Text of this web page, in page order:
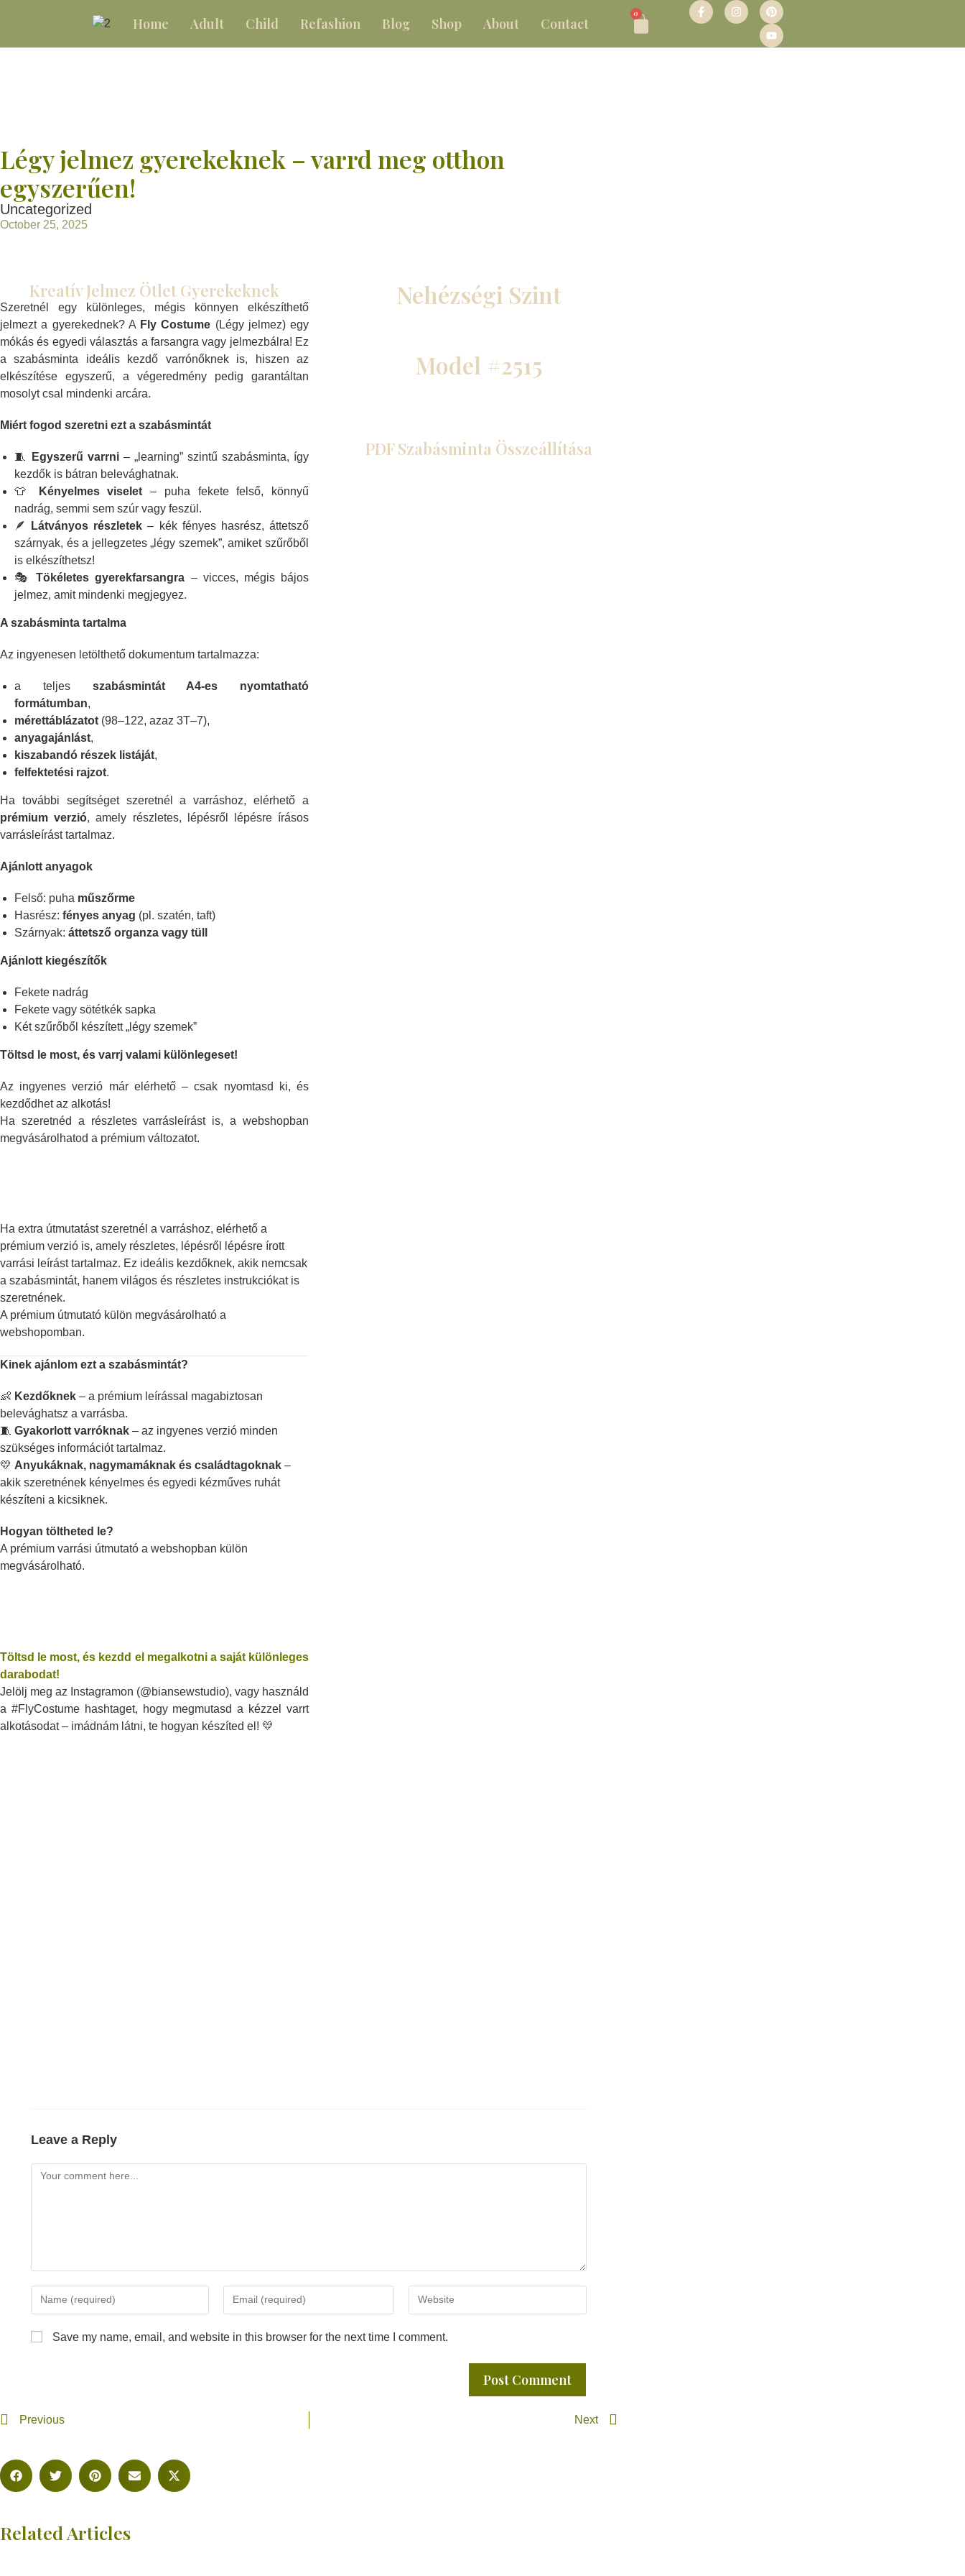
Home Adult Child Refashion Blog Shop About Contact
0
Légy jelmez gyerekeknek – varrd meg otthon
egyszerűen!
Uncategorized
October 25, 2025
Kreatív Jelmez Ötlet Gyerekeknek
Szeretnél egy különleges, mégis könnyen elkészíthető
jelmezt a gyerekednek? A Fly Costume (Légy jelmez) egy
mókás és egyedi választás a farsangra vagy jelmezbálra! Ez
a szabásminta ideális kezdő varrónőknek is, hiszen az
elkészítése egyszerű, a végeredmény pedig garantáltan
mosolyt csal mindenki arcára.
Miért fogod szeretni ezt a szabásmintát
🧵 Egyszerű varrni – „learning” szintű szabásminta, így
kezdők is bátran belevághatnak.
👕
Kényelmes viselet – puha fekete felső, könnyű
nadrág, semmi sem szúr vagy feszül.
🪶
Látványos részletek – kék fényes hasrész, áttetsző
szárnyak, és a jellegzetes „légy szemek”, amiket szűrőből
is elkészíthetsz!
🎭Tökéletes gyerekfarsangra – vicces, mégis bájos
jelmez, amit mindenki megjegyez.
A szabásminta tartalma
Az ingyenesen letölthető dokumentum tartalmazza:
a teljes szabásmintát A4-es nyomtatható
formátumban,
mérettáblázatot (98–122, azaz 3T–7),
anyagajánlást,
kiszabandó részek listáját,
felfektetési rajzot.
Ha további segítséget szeretnél a varráshoz, elérhető a
prémium verzió, amely részletes, lépésről lépésre írásos
varrásleírást tartalmaz.
Ajánlott anyagok
Felső: puha műszőrme
Hasrész: fényes anyag (pl. szatén, taft)
Szárnyak: áttetsző organza vagy tüll
Ajánlott kiegészítők
Fekete nadrág
Fekete vagy sötétkék sapka
Két szűrőből készített „légy szemek”
Töltsd le most, és varrj valami különlegeset!
Az ingyenes verzió már elérhető – csak nyomtasd ki, és
kezdődhet az alkotás!
Ha szeretnéd a részletes varrásleírást is, a webshopban
megvásárolhatod a prémium változatot.
Ha extra útmutatást szeretnél a varráshoz, elérhető a
prémium verzió is, amely részletes, lépésről lépésre írott
varrási leírást tartalmaz. Ez ideális kezdőknek, akik nemcsak
a szabásmintát, hanem világos és részletes instrukciókat is
szeretnének.
A prémium útmutató külön megvásárolható a
webshopomban.
Kinek ajánlom ezt a szabásmintát?
👶 Kezdőknek – a prémium leírással magabiztosan
belevághatsz a varrásba.
🧵 Gyakorlott varróknak – az ingyenes verzió minden
szükséges információt tartalmaz.
💛 Anyukáknak, nagymamáknak és családtagoknak –
akik szeretnének kényelmes és egyedi kézműves ruhát
készíteni a kicsiknek.
Hogyan töltheted le?
A prémium varrási útmutató a webshopban külön
megvásárolható.
Töltsd le most, és kezdd el megalkotni a saját különleges
darabodat!
Jelölj meg az Instagramon (@biansewstudio), vagy használd
a #FlyCostume hashtaget, hogy megmutasd a kézzel varrt
alkotásodat – imádnám látni, te hogyan készíted el! 💛
Nehézségi Szint
Model #2515
PDF Szabásminta Összeállítása
Leave a Reply
Save my name, email, and website in this browser for the next time I comment.
Previous Next
Related Articles